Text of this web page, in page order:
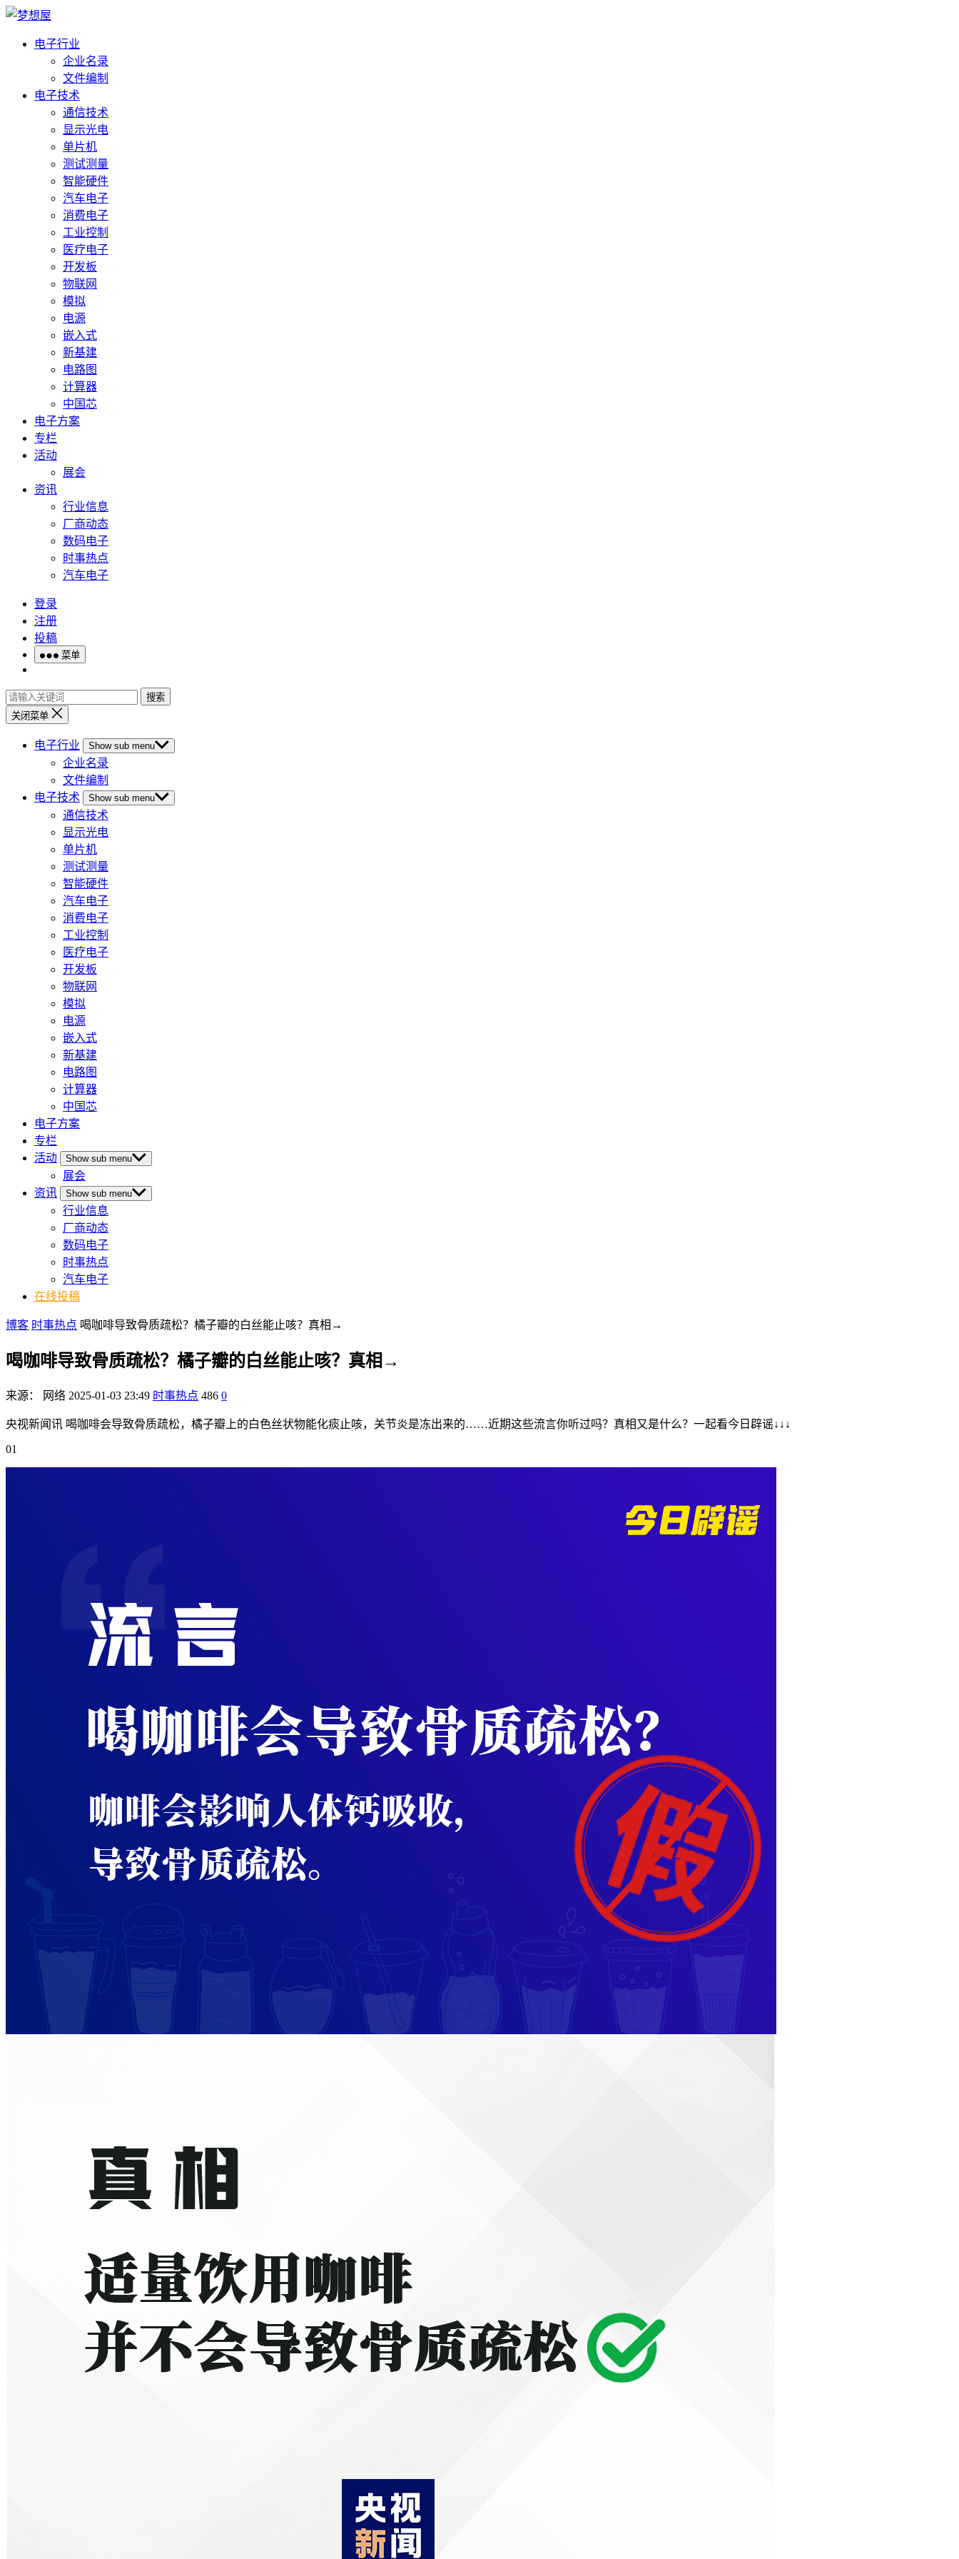
电子行业
企业名录
文件编制
电子技术
通信技术
显示光电
单片机
测试测量
智能硬件
汽车电子
消费电子
工业控制
医疗电子
开发板
物联网
模拟
电源
嵌入式
新基建
电路图
计算器
中国芯
电子方案
专栏
活动
展会
资讯
行业信息
厂商动态
数码电子
时事热点
汽车电子
登录
注册
投稿
菜单
搜索
关闭菜单
电子行业 Show sub menu
企业名录
文件编制
电子技术
Show sub menu
通信技术
显示光电
单片机
测试测量
智能硬件
汽车电子
消费电子
工业控制
医疗电子
开发板
物联网
模拟
电源
嵌入式
新基建
电路图
计算器
中国芯
电子方案
专栏
活动
Show sub menu
展会
资讯
Show sub menu
行业信息
厂商动态
数码电子
时事热点
汽车电子
在线投稿
博客 时事热点 喝咖啡导致骨质疏松？橘子瓣的白丝能止咳？真相→
喝咖啡导致骨质疏松？橘子瓣的白丝能止咳？真相→
来源： 网络 2025-01-03 23:49 时事热点 486 0
央视新闻讯 喝咖啡会导致骨质疏松，橘子瓣上的白色丝状物能化痰止咳，关节炎是冻出来的……近期这些流言你听过吗？真相又是什么？一起看今日辟谣↓↓↓
01